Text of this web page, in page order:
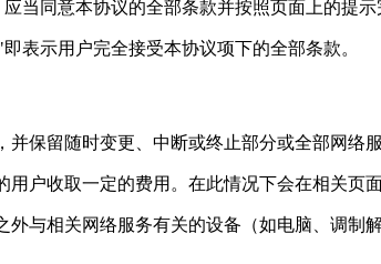
当同意本协议的全部条款并按照页面上的提示
表示用户完全接受本协议项下的全部条款。
保留随时变更、中断或终止部分或全部网络服
户收取一定的费用。在此情况下会在相关页
外与相关网络服务有关的设备（如电脑、调